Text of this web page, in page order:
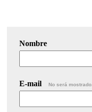
Nombre
E-mail No será mostrado.